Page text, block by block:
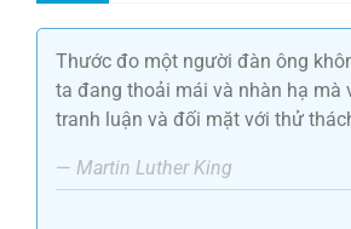
Thước đo một người đàn ông
ta đang thoải mái và nhàn hạ mà
tranh luận và đối mặt với thử
— Martin Luther King